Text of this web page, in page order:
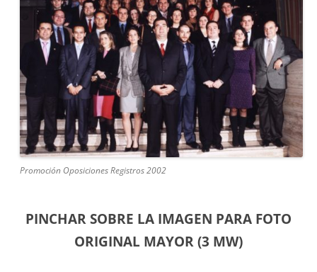
Promoción Oposiciones Registros 2002
PINCHAR SOBRE LA IMAGEN PARA FOTO
ORIGINAL MAYOR (3 MW)